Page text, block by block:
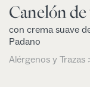
Canelón
con crema suave
Padano
Alérgenos y Trazas